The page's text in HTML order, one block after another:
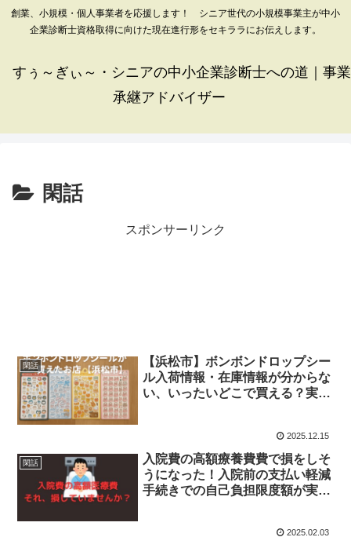
創業、小規模・個人事業者を応援します！ シニア世代の小規模事業主が中小
企業診断士資格取得に向けた現在進行形をセキララにお伝えします。
すぅ～ぎぃ～・シニアの中小企業診断士への道｜事業
承継アドバイザー
閑話
スポンサーリンク
閑話
【浜松市】ボンボンドロップシー
ル入荷情報・在庫情報が分からな
い、いったいどこで買える？実際
2025.12.15
閑話
入院費の高額療養費費で損をしそ
うになった！入院前の支払い軽減
手続きでの自己負担限度額が実際
2025.02.03